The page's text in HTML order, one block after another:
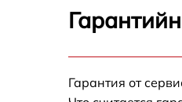
Замена
Гарантия от